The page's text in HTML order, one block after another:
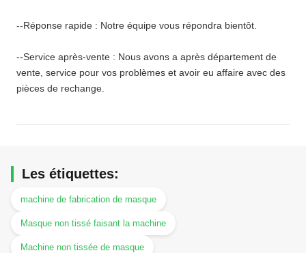
--Réponse rapide : Notre équipe vous répondra bientôt.
--Service après-vente : Nous avons a après département de
vente, service pour vos problèmes et avoir eu affaire avec des
pièces de rechange.
Les étiquettes:
machine de fabrication de masque
Masque non tissé faisant la machine
Machine non tissée de masque